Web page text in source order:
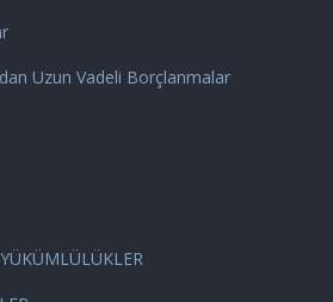
Uzun Vadeli Borçlanmalar